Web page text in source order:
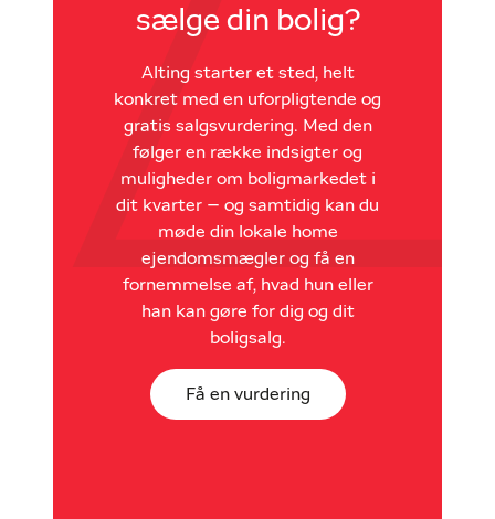
sælge din bolig?
Alting starter et sted, helt
konkret med en uforpligtende og
gratis salgsvurdering. Med den
følger en række indsigter og
muligheder om boligmarkedet i
dit kvarter – og samtidig kan du
møde din lokale home
ejendomsmægler og få en
fornemmelse af, hvad hun eller
han kan gøre for dig og dit
boligsalg.
Få en vurdering